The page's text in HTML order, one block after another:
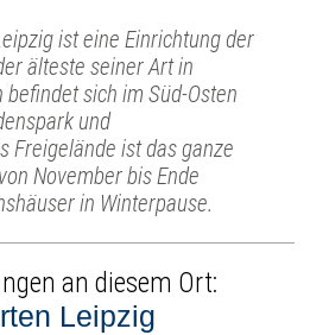
ist eine Einrichtung der
älteste seiner Art in
sich im Süd-Osten
und
Freigelände ist das ganze
November bis Ende
in Winterpause.
an diesem Ort:
Leipzig